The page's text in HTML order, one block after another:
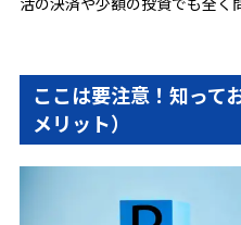
ここは要注意！知って
メリット）